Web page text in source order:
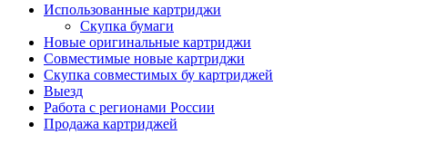
Использованные картриджи
Скупка бумаги
Новые оригинальные картриджи
Совместимые новые картриджи
Скупка совместимых бу картриджей
Выезд
Работа с регионами России
Продажа картриджей